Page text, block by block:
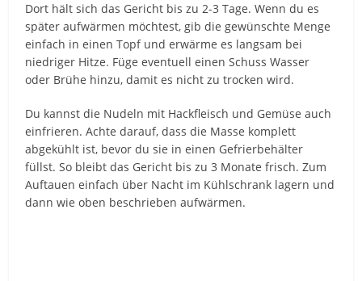
Dort hält sich das Gericht bis zu 2-3 Tage. Wenn du es
später aufwärmen möchtest, gib die gewünschte Menge
einfach in einen Topf und erwärme es langsam bei
niedriger Hitze. Füge eventuell einen Schuss Wasser
oder Brühe hinzu, damit es nicht zu trocken wird.
Du kannst die Nudeln mit Hackfleisch und Gemüse auch
einfrieren. Achte darauf, dass die Masse komplett
abgekühlt ist, bevor du sie in einen Gefrierbehälter
füllst. So bleibt das Gericht bis zu 3 Monate frisch. Zum
Auftauen einfach über Nacht im Kühlschrank lagern und
dann wie oben beschrieben aufwärmen.